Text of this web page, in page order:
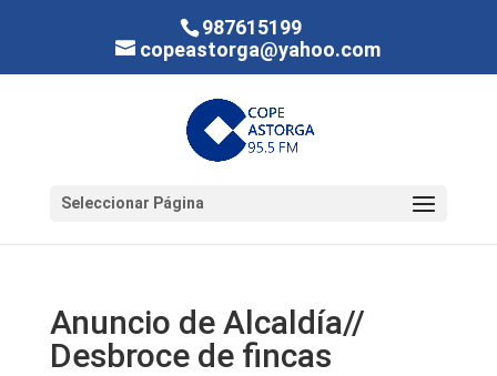
987615199
copeastorga@yahoo.com
Seleccionar Página
Anuncio de Alcaldía//
Desbroce de fincas